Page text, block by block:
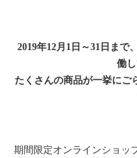
2019年12月1日～31日まで
働
たくさんの商品が一挙にご
期間限定オンラインショッ